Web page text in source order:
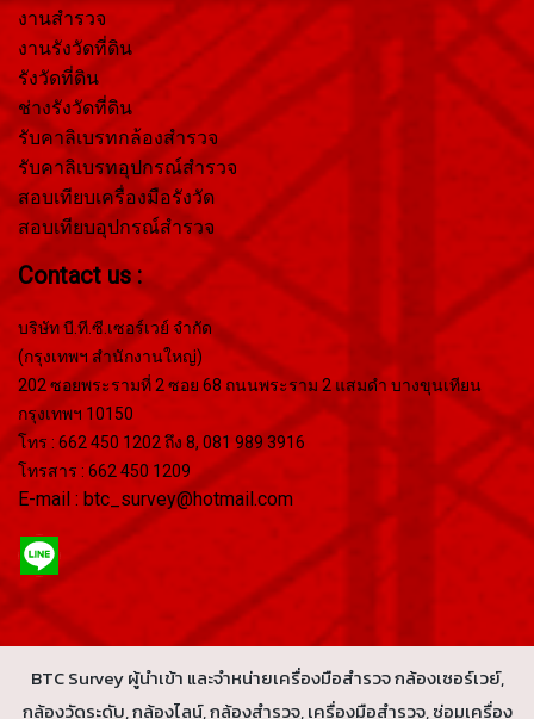
งานสำรวจ
งานรังวัดที่ดิน
รังวัดที่ดิน
ช่างรังวัดที่ดิน
รับคาลิเบรทกล้องสำรวจ
รับคาลิเบรทอุปกรณ์สำรวจ
สอบเทียบเครื่องมือรังวัด
สอบเทียบอุปกรณ์สำรวจ
Contact us :
บริษัท บี.ที.ซี.เซอร์เวย์ จำกัด
(กรุงเทพฯ สำนักงานใหญ่)
202 ซอยพระรามที่ 2 ซอย 68 ถนนพระราม 2 แสมดำ บางขุนเทียน
กรุงเทพฯ 10150
โทร : 662 450 1202 ถึง 8, 081 989 3916
โทรสาร : 662 450 1209
E-mail : btc_survey@hotmail.com
BTC Survey ผู้นำเข้า และจำหน่ายเครื่องมือสำรวจ กล้องเซอร์เวย์,
กล้องวัดระดับ, กล้องไลน์, กล้องสำรวจ, เครื่องมือสำรวจ, ซ่อมเครื่อง